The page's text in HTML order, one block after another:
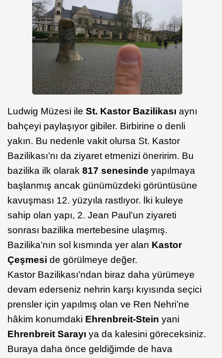
Ludwig Müzesi ile St. Kastor Bazilikası aynı
bahçeyi paylaşıyor gibiler. Birbirine o denli
yakın. Bu nedenle vakit olursa St. Kastor
Bazilikası’nı da ziyaret etmenizi öneririm. Bu
bazilika ilk olarak 817 senesinde yapılmaya
başlanmış ancak günümüzdeki görüntüsüne
kavuşması 12. yüzyıla rastlıyor. İki kuleye
sahip olan yapı, 2. Jean Paul’un ziyareti
sonrası bazilika mertebesine ulaşmış.
Bazilika’nın sol kısmında yer alan Kastor
Çeşmesi de görülmeye değer.
Kastor Bazilikası’ndan biraz daha yürümeye
devam ederseniz nehrin karşı kıyısında seçici
prensler için yapılmış olan ve Ren Nehri’ne
hâkim konumdaki Ehrenbreit-Stein yani
Ehrenbreit Sarayı ya da kalesini göreceksiniz.
Buraya daha önce geldiğimde de hava